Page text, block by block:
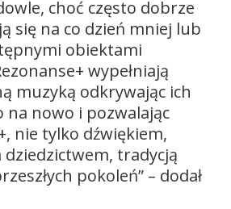
choć często dobrze
się na co dzień mniej lub
obiektami
wypełniają
muzyką odkrywając ich
na nowo i pozwalając
nie tylko dźwiękiem,
dziedzictwem, tradycją
pokoleń” – dodał